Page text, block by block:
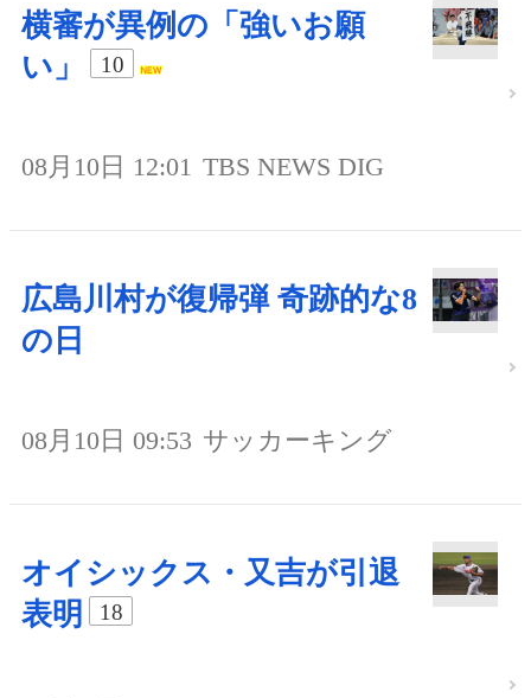
横審が異例の「強いお願
い」
10
08月10日 12:01 TBS NEWS DIG
広島川村が復帰弾 奇跡的な8
の日
08月10日 09:53 サッカーキング
オイシックス・又吉が引退
表明
18